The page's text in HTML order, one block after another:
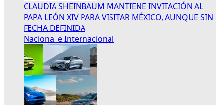
CLAUDIA SHEINBAUM MANTIENE INVITACIÓN AL
PAPA LEÓN XIV PARA VISITAR MÉXICO, AUNQUE SIN
FECHA DEFINIDA
Nacional e Internacional